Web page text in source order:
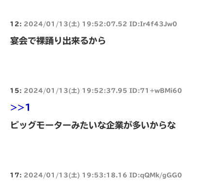
12: 2024/01/13(土) 19:52:07.52 ID:Ir4f43Jw0
宴会で裸踊り出来るから
15: 2024/01/13(土) 19:52:37.95 ID:71+wBMi60
>>1
ビッグモーターみたいな企業が多いからな
17: 2024/01/13(土) 19:53:18.16 ID:qQMk/gGG0